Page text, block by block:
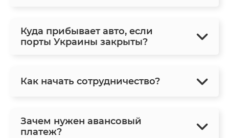
Куда прибывает авто, если
порты Украины закрыты?
Как начать сотрудничество?
Зачем нужен авансовый
платеж?